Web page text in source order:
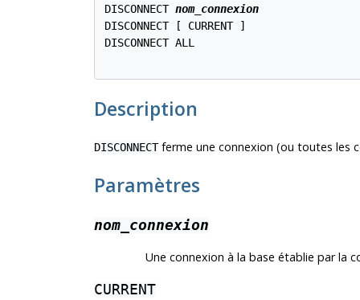
DISCONNECT nom_connexion
DISCONNECT [ CURRENT ]
DISCONNECT ALL
Description
DISCONNECTferme une connexion (ou toutes les
Paramètres
nom_connexion
Une connexion à la base établie par la
CURRENT